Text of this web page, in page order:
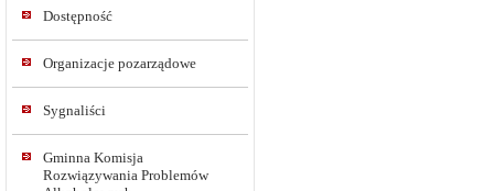
Dostępność
Organizacje pozarządowe
Sygnaliści
Gminna Komisja
Rozwiązywania Problemów